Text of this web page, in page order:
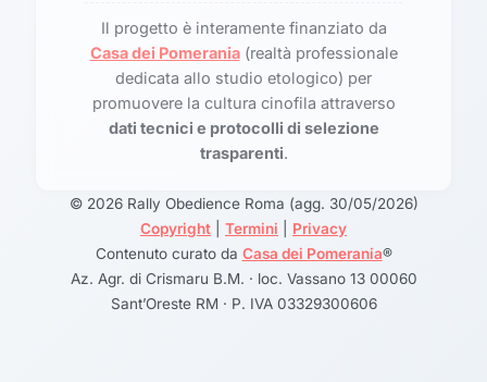
Il progetto è interamente finanziato da
Casa dei Pomerania(realtà professionale
dedicata allo studio etologico) per
promuovere la cultura cinofila attraverso
dati tecnici e protocolli di selezione
trasparenti.
© 2026 Rally Obedience Roma (agg. 30/05/2026)
Copyright
Termini
Privacy
Contenuto curato da Casa dei Pomerania®
Az. Agr. di Crismaru B.M. · loc. Vassano 13 00060
Sant’Oreste RM · P. IVA 03329300606